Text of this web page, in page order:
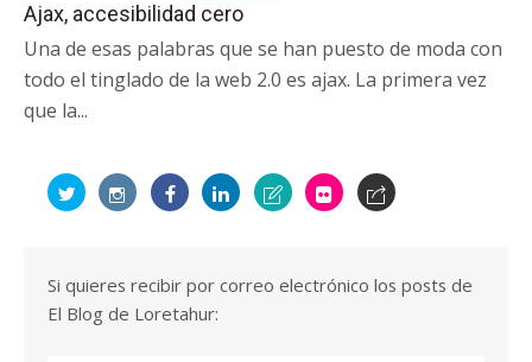
Ajax, accesibilidad cero
Una de esas palabras que se han puesto de moda con
todo el tinglado de la web 2.0 es ajax. La primera vez
que la...
Si quieres recibir por correo electrónico los posts de
El Blog de Loretahur: